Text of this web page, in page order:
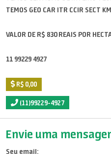
TEMOS GEO CAR ITR CCIR SECT
VALOR DE R$ 830 REAIS POR
11 99229 4927
R$ 0,00
(11)99229-4927
Envie uma
Seu email: